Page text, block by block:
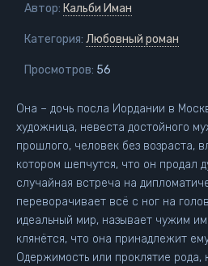
Автор: Кальби Иман
Категория: Любовный роман
Просмотров: 56
Она – дочь посла Иордании в
художница, невеста достойного
прошлого, человек без возраста,
котором шепчутся, что он продал
случайная встреча на
переворачивает всё с ног на
идеальный мир, называет чужим
клянётся, что она принадлежит
Одержимость или проклятие рода,